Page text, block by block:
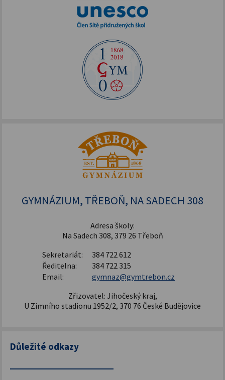
GYMNÁZIUM, TŘEBOŇ, NA SADECH 308
Adresa školy:
Na Sadech 308, 379 26 Třeboň
Sekretariát:
384 722 612
Ředitelna:
384 722 315
Email:
gymnaz@gymtrebon.cz
Zřizovatel: Jihočeský kraj,
U Zimního stadionu 1952/2, 370 76 České Budějovice
Důležité odkazy